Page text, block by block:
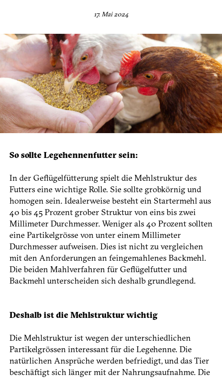
17. Mai 2024
So sollte Legehennenfutter sein:
In der Geflügelfütterung spielt die Mehlstruktur des
Futters eine wichtige Rolle. Sie sollte grobkörnig und
homogen sein. Idealerweise besteht ein Startermehl aus
40 bis 45 Prozent grober Struktur von eins bis zwei
Millimeter Durchmesser. Weniger als 40 Prozent sollten
eine Partikelgrösse von unter einem Millimeter
Durchmesser aufweisen. Dies ist nicht zu vergleichen
mit den Anforderungen an feingemahlenes Backmehl.
Die beiden Mahlverfahren für Geflügelfutter und
Backmehl unterscheiden sich deshalb grundlegend.
Deshalb ist die Mehlstruktur wichtig
Die Mehlstruktur ist wegen der unterschiedlichen
Partikelgrössen interes­sant für die Legehenne. Die
natürlichen Ansprüche werden befriedigt, und das Tier
beschäftigt sich länger mit der Nahrungsaufnahme. Die